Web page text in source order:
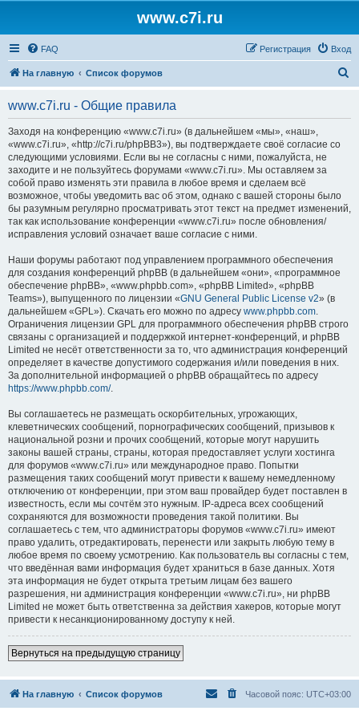
www.c7i.ru
FAQ Вход
Регистрация
На главную Список форумов
www.c7i.ru - Общие правила
Заходя на конференцию «www.c7i.ru» (в дальнейшем «мы», «наш»,
«www.c7i.ru», «http://c7i.ru/phpBB3»), вы подтверждаете своё согласие со
следующими условиями. Если вы не согласны с ними, пожалуйста, не
заходите и не пользуйтесь форумами «www.c7i.ru». Мы оставляем за
собой право изменять эти правила в любое время и сделаем всё
возможное, чтобы уведомить вас об этом, однако с вашей стороны было
бы разумным регулярно просматривать этот текст на предмет изменений,
так как использование конференции «www.c7i.ru» после обновления/
исправления условий означает ваше согласие с ними.
Наши форумы работают под управлением программного обеспечения
для создания конференций phpBB (в дальнейшем «они», «программное
обеспечение phpBB», «www.phpbb.com», «phpBB Limited», «phpBB
Teams»), выпущенного по лицензии «GNU General Public License v2» (в
дальнейшем «GPL»). Скачать его можно по адресу www.phpbb.com.
Ограничения лицензии GPL для программного обеспечения phpBB строго
связаны с организацией и поддержкой интернет-конференций, и phpBB
Limited не несёт ответственности за то, что администрация конференций
определяет в качестве допустимого содержания и/или поведения в них.
За дополнительной информацией о phpBB обращайтесь по адресу
https://www.phpbb.com/.
Вы соглашаетесь не размещать оскорбительных, угрожающих,
клеветнических сообщений, порнографических сообщений, призывов к
национальной розни и прочих сообщений, которые могут нарушить
законы вашей страны, страны, которая предоставляет услуги хостинга
для форумов «www.c7i.ru» или международное право. Попытки
размещения таких сообщений могут привести к вашему немедленному
отключению от конференции, при этом ваш провайдер будет поставлен в
известность, если мы сочтём это нужным. IP-адреса всех сообщений
сохраняются для возможности проведения такой политики. Вы
соглашаетесь с тем, что администраторы форумов «www.c7i.ru» имеют
право удалить, отредактировать, перенести или закрыть любую тему в
любое время по своему усмотрению. Как пользователь вы согласны с тем,
что введённая вами информация будет храниться в базе данных. Хотя
эта информация не будет открыта третьим лицам без вашего
разрешения, ни администрация конференции «www.c7i.ru», ни phpBB
Limited не может быть ответственна за действия хакеров, которые могут
привести к несанкционированному доступу к ней.
Вернуться на предыдущую страницу
На главную Список форумов Часовой пояс: UTC+03:00